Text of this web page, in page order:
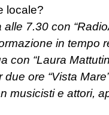
locale?
7.30 con
in tempo
con “Laura
ore “Vista
musicisti e attori,